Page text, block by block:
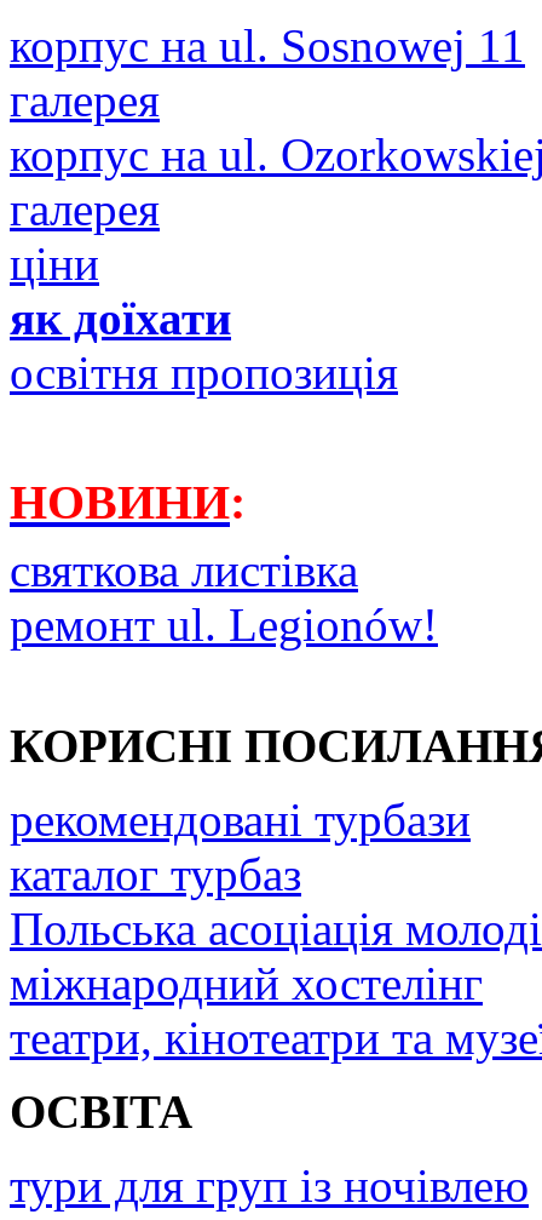
корпус на ul. Sosnowej 11
галерея
корпус на ul.
галерея
ціни
як доїхати
освітня пропозиція
НОВИНИ:
святкова листівка
ремонт ul. Legionów!
КОРИСНІ
рекомендовані турбази
каталог турбаз
Польська асоціація
міжнародний хостелінг
театри, кінотеатри та
ОСВІТА
тури для груп із ночівлею